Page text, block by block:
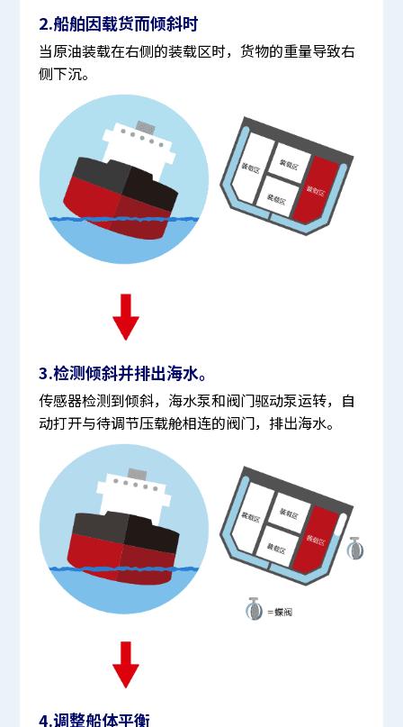
2.船舶因载货而倾斜时
当原油装载在右侧的装载区时，货物的重量导致右
侧下沉。
3.检测倾斜并排出海水。
传感器检测到倾斜，海水泵和阀门驱动泵运转，自
动打开与待调节压载舱相连的阀门，排出海水。
4.调整船体平衡